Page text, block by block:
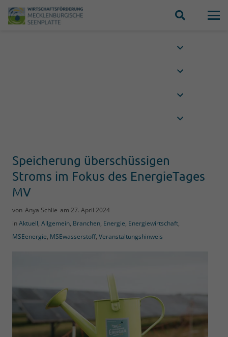
Speicherung überschüssigen
Stroms im Fokus des EnergieTages
MV
von Anya Schlie am 27. April 2024
inAktuell, Allgemein, Branchen, Energie, Energiewirtschaft,
MSEenergie, MSEwasserstoff, Veranstaltungshinweis